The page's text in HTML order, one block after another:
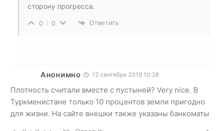
сторону прогресса.
0 0 Ответить
Анонимно 12 сентября 2019 10:28
Плотность считали вместе с пустыней? Very nice. В
Туркменистане только 10 процентов земли пригодно
для жизни. На сайте внешки также указаны банкоматы